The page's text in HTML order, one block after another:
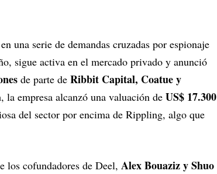
en una serie de demandas cruzadas por espionaje
sigue activa en el mercado privado y anunció
de parte de Ribbit Capital, Coatue y
la empresa alcanzó una valuación de US$ 17.300
del sector por encima de Rippling, algo que
los cofundadores de Deel, Alex Bouaziz y Shuo